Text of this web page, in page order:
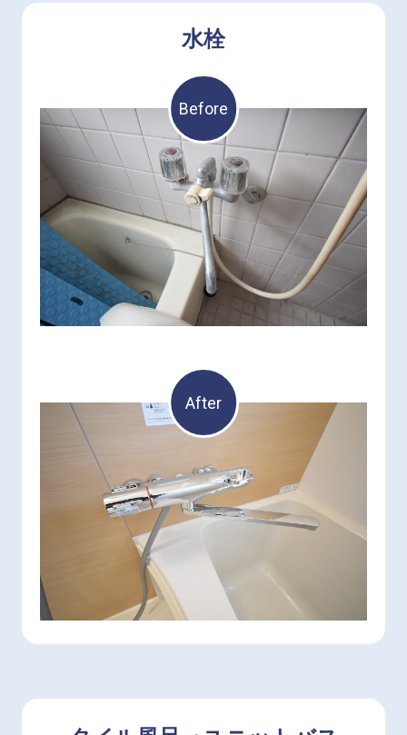
水栓
Before
After